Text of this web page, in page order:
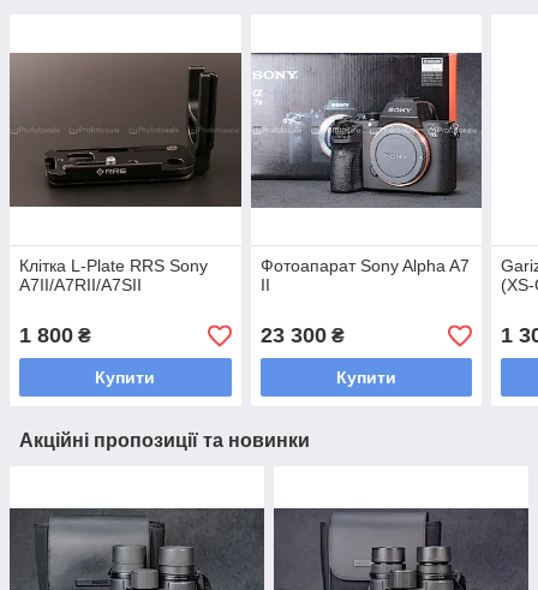
Клітка L-Plate RRS Sony
A7II/A7RII/A7SII
1 800 ₴
Купити
Фотоапарат Sony Alpha A7
II
23 300₴
Купити
1
Акційні пропозиції та новинки